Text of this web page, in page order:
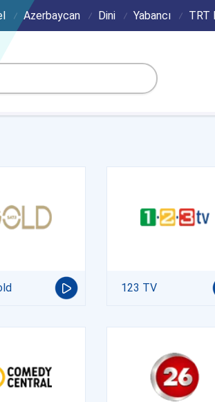
Azerbaycan Dini Yabancı TRT
123 TV